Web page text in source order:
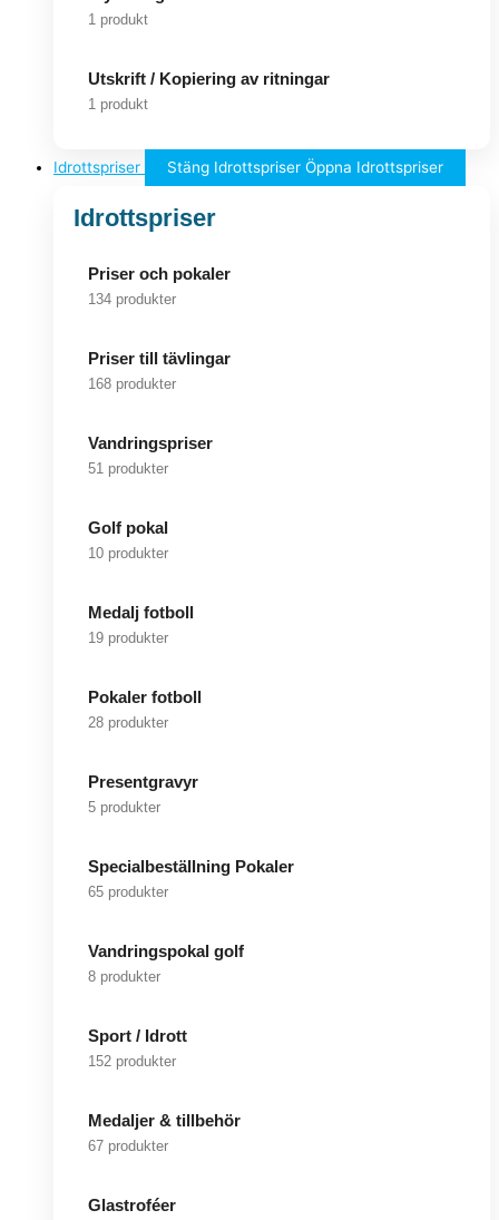
1 produkt
Utskrift / Kopiering av ritningar
1 produkt
Idrottspriser Stäng Idrottspriser Öppna Idrottspriser
Idrottspriser
Priser och pokaler
134 produkter
Priser till tävlingar
168 produkter
Vandringspriser
51 produkter
Golf pokal
10 produkter
Medalj fotboll
19 produkter
Pokaler fotboll
28 produkter
Presentgravyr
5 produkter
Specialbeställning Pokaler
65 produkter
Vandringspokal golf
8 produkter
Sport / Idrott
152 produkter
Medaljer & tillbehör
67 produkter
Glastroféer